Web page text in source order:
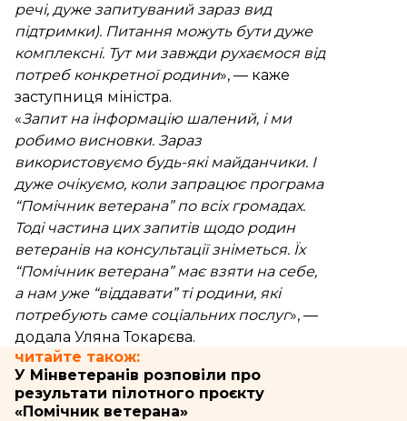
речі, дуже запитуваний зараз вид
підтримки). Питання можуть бути дуже
комплексні. Тут ми завжди рухаємося від
потреб конкретної родини», — каже
заступниця міністра.
«Запит на інформацію шалений, і ми
робимо висновки. Зараз
використовуємо будь-які майданчики. І
дуже очікуємо, коли запрацює програма
“Помічник ветерана” по всіх громадах.
Тоді частина цих запитів щодо родин
ветеранів на консультації зніметься. Їх
“Помічник ветерана” має взяти на себе,
а нам уже “віддавати” ті родини, які
потребують саме соціальних послуг», —
додала Уляна Токарєва.
читайте також:
У Мінветеранів розповіли про
результати пілотного проєкту
«Помічник ветерана»